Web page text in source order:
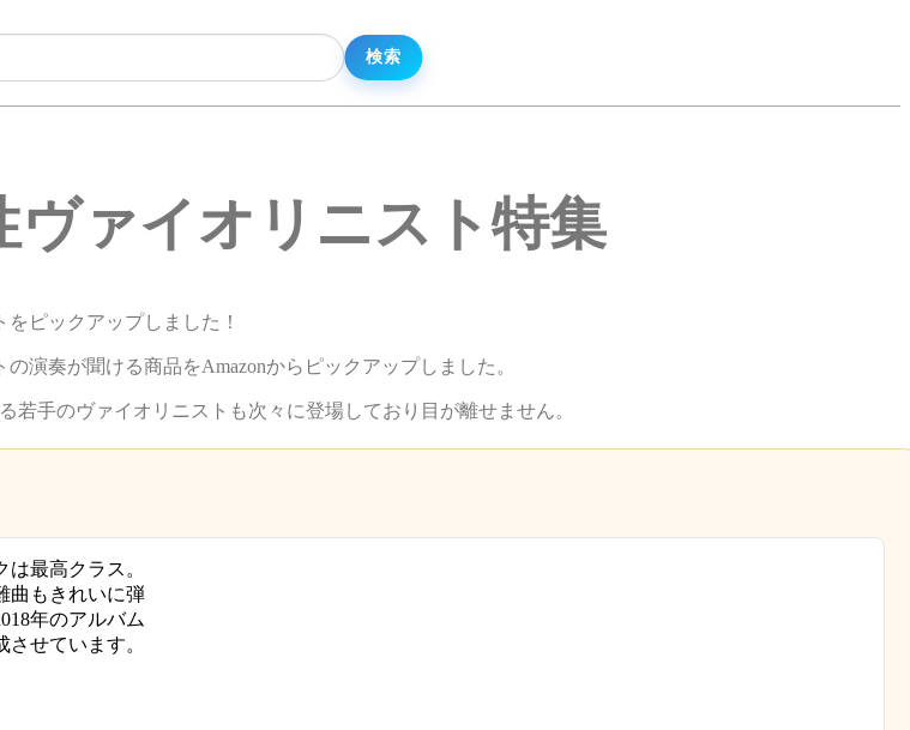
ヴァイオリニスト特集
ピックアップしました！
演奏が聞ける商品をAmazonからピックアップしました。
手のヴァイオリニストも次々に登場しており目が離せません。
最高クラス。
曲もきれいに弾
年のアルバム
せています。